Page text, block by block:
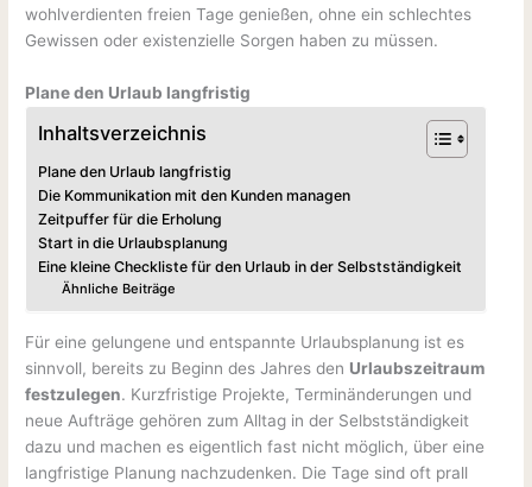
wohlverdienten freien Tage genießen, ohne ein schlechtes
Gewissen oder existenzielle Sorgen haben zu müssen.
Plane den Urlaub langfristig
Inhaltsverzeichnis
Plane den Urlaub langfristig
Die Kommunikation mit den Kunden managen
Zeitpuffer für die Erholung
Start in die Urlaubsplanung
Eine kleine Checkliste für den Urlaub in der Selbstständigkeit
Ähnliche Beiträge
Für eine gelungene und entspannte Urlaubsplanung ist es
sinnvoll, bereits zu Beginn des Jahres den Urlaubszeitraum
festzulegen. Kurzfristige Projekte, Terminänderungen und
neue Aufträge gehören zum Alltag in der Selbstständigkeit
dazu und machen es eigentlich fast nicht möglich, über eine
langfristige Planung nachzudenken. Die Tage sind oft prall